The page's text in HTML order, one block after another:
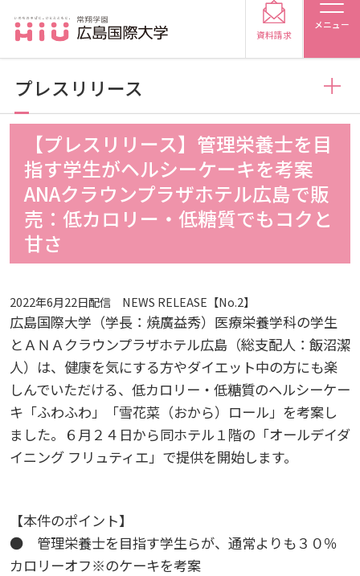
メニュー
受験生の方
受験生の保護者の方
保護者の方 採用担当の方
大学紹介
広島国際大学の概要
建学の精神
将来像
情報の公表
研究者要覧
規定・教育課程・シラバス
施設案内
入試情報
入試最新情報
職の種BOOK
学部
総合リハビリテーション学部
医療科学研究科
就職・キャリア支援
資料請求
【プレスリリース】管理栄養士を目
指す学生がヘルシーケーキを考案
ANAクラウンプラザホテル広島で販
売：低カロリー・低糖質でもコクと
甘さ
2022年6月22日配信 NEWS RELEASE【No.2】
広島国際大学（学長：焼廣益秀）医療栄養学科の学生
とＡＮＡクラウンプラザホテル広島（総支配人：飯沼潔
人）は、健康を気にする方やダイエット中の方にも楽
しんでいただける、低カロリー・低糖質のヘルシーケー
キ「ふわふわ」「雪花菜（おから）ロール」を考案し
ました。６月２４日から同ホテル１階の「オールデイダ
イニング フリュティエ」で提供を開始します。
【本件のポイント】
● 管理栄養士を目指す学生らが、通常よりも３０％
カロリーオフ※のケーキを考案
プレスリリース
お知らせ
2026
2025
2024
2023
2022
2021
トピックス
2026
2025
2024
2023
2022
メディア掲載
2026
2025
2024
2023
2021
プレスリリース
2026
2025
2024
2022
学生の活動
2026
2025
教職員の活動
2026
2024
高大連携
2024
2026